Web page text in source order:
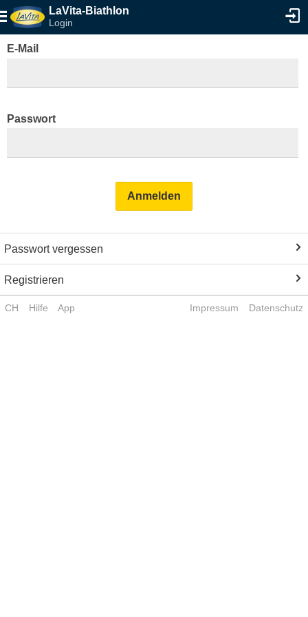
LaVita-Biathlon
Login
E-Mail
Passwort
Anmelden
Passwort vergessen
Registrieren
CH Hilfe App Impressum Datenschutz